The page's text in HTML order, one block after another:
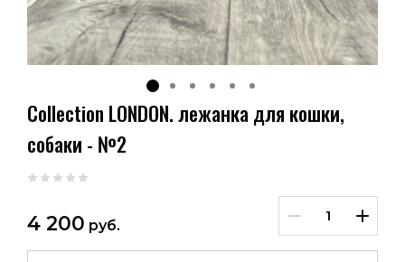
Collection LONDON. лежанка для кошки,
собаки - №2
4 200 руб.